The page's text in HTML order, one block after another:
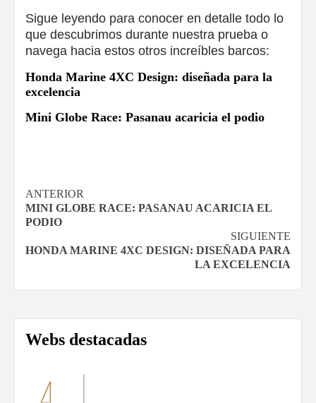
Sigue leyendo para conocer en detalle todo lo
que descubrimos durante nuestra prueba o
navega hacia estos otros increíbles barcos:
Honda Marine 4XC Design: diseñada para la
excelencia
Mini Globe Race: Pasanau acaricia el podio
Navegación
de
entradas
ANTERIOR
MINI GLOBE RACE: PASANAU ACARICIA EL
PODIO
SIGUIENTE
HONDA MARINE 4XC DESIGN: DISEÑADA PARA
LA EXCELENCIA
Webs destacadas